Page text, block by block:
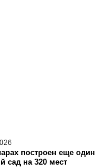
построен еще один
сад на 320 мест